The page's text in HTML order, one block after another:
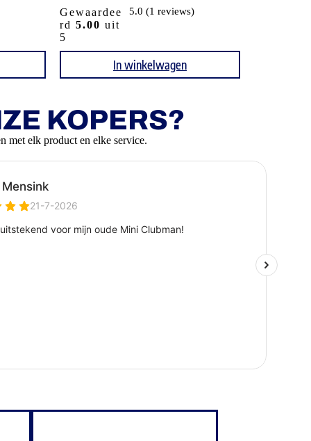
Gewaardee
rd 5.00 uit
5
5.0 (1 reviews)
In winkelwagen
KOPERS?
met elk product en elke service.